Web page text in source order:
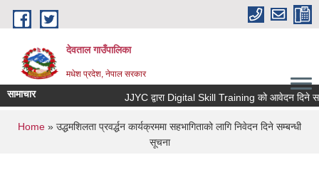
Skip to main content
देवताल गाउँपालिका
मधेश प्रदेश, नेपाल सरकार
सामाचार JJYC द्वारा Digital Skill Training को आवेदन दिने
You are here
Home » उद्धमशिलता प्रवर्द्धन कार्यक्रममा सहभागिताको लागि निवेदन दिने सम्बन्धी
सूचना